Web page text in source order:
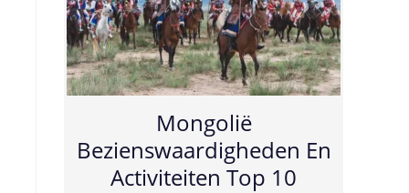
Mongolië
Bezienswaardigheden En
Activiteiten Top 10